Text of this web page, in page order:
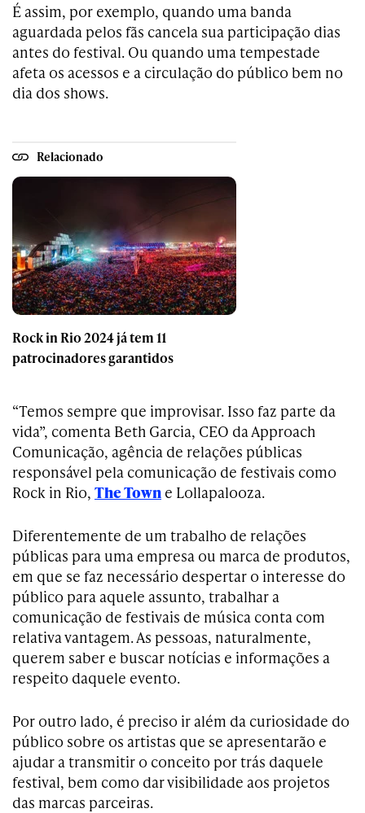
É assim, por exemplo, quando uma banda
aguardada pelos fãs cancela sua participação dias
antes do festival. Ou quando uma tempestade
afeta os acessos e a circulação do público bem no
dia dos shows.
Relacionado
Rock in Rio 2024 já tem 11
patrocinadores garantidos
“Temos sempre que improvisar. Isso faz parte da
vida”, comenta Beth Garcia, CEO da Approach
Comunicação, agência de relações públicas
responsável pela comunicação de festivais como
Rock in Rio, The Town e Lollapalooza.
Diferentemente de um trabalho de relações
públicas para uma empresa ou marca de produtos,
em que se faz necessário despertar o interesse do
público para aquele assunto, trabalhar a
comunicação de festivais de música conta com
relativa vantagem. As pessoas, naturalmente,
querem saber e buscar notícias e informações a
respeito daquele evento.
Por outro lado, é preciso ir além da curiosidade do
público sobre os artistas que se apresentarão e
ajudar a transmitir o conceito por trás daquele
festival, bem como dar visibilidade aos projetos
das marcas parceiras.